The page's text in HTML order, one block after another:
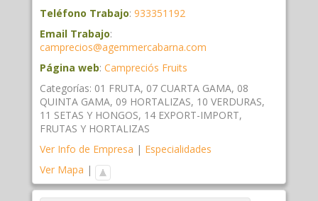
Teléfono Trabajo: 933351192
Email Trabajo:
camprecios@agemmercabarna.com
Página web: Campreciós Fruits
Categorías: 01 FRUTA, 07 CUARTA GAMA, 08
QUINTA GAMA, 09 HORTALIZAS, 10 VERDURAS,
11 SETAS Y HONGOS, 14 EXPORT-IMPORT,
FRUTAS Y HORTALIZAS
Ver Info de Empresa | Especialidades
Ver Mapa |